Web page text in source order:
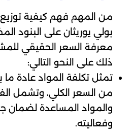
من المهم فهم كيفية توزيع
بولي يوريثان على البنود
معرفة السعر الحقيقي
ذلك على النحو التالي:
من السعر الكلي، وتشمل
والمواد المساعدة لضمان
وفعاليته.